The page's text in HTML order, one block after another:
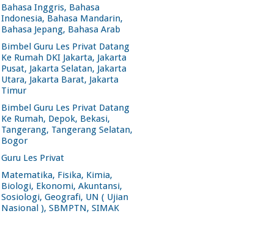
Bahasa Inggris, Bahasa
Indonesia, Bahasa Mandarin,
Bahasa Jepang, Bahasa Arab
Bimbel Guru Les Privat Datang
Ke Rumah DKI Jakarta, Jakarta
Pusat, Jakarta Selatan, Jakarta
Utara, Jakarta Barat, Jakarta
Timur
Bimbel Guru Les Privat Datang
Ke Rumah, Depok, Bekasi,
Tangerang, Tangerang Selatan,
Bogor
Guru Les Privat
Matematika, Fisika, Kimia,
Biologi, Ekonomi, Akuntansi,
Sosiologi, Geografi, UN ( Ujian
Nasional ), SBMPTN, SIMAK